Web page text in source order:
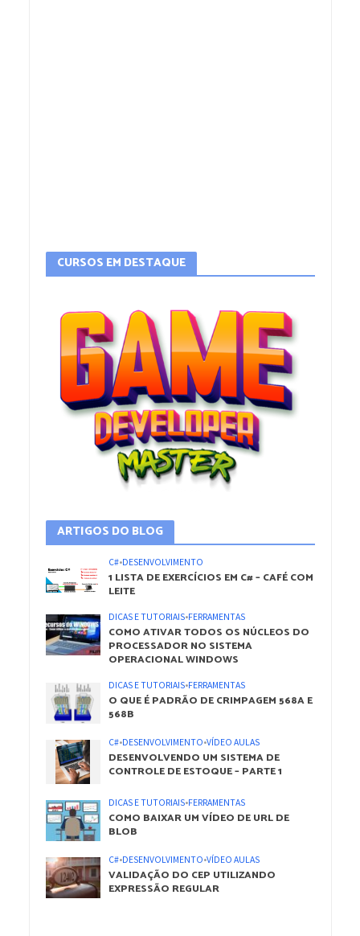
CURSOS EM DESTAQUE
ARTIGOS DO BLOG
C#•DESENVOLVIMENTO
1 LISTA DE EXERCÍCIOS EM C# – CAFÉ COM
LEITE
DICAS E TUTORIAIS•FERRAMENTAS
COMO ATIVAR TODOS OS NÚCLEOS DO
PROCESSADOR NO SISTEMA
OPERACIONAL WINDOWS
DICAS E TUTORIAIS•FERRAMENTAS
O QUE É PADRÃO DE CRIMPAGEM 568A E
568B
C#•DESENVOLVIMENTO•VÍDEO AULAS
DESENVOLVENDO UM SISTEMA DE
CONTROLE DE ESTOQUE – PARTE 1
DICAS E TUTORIAIS•FERRAMENTAS
COMO BAIXAR UM VÍDEO DE URL DE
BLOB
C#•DESENVOLVIMENTO•VÍDEO AULAS
VALIDAÇÃO DO CEP UTILIZANDO
EXPRESSÃO REGULAR